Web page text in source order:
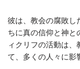
彼は、教会の腐敗し
ちに真の信仰と神と
ィクリフの活動は
て、多くの人々に影